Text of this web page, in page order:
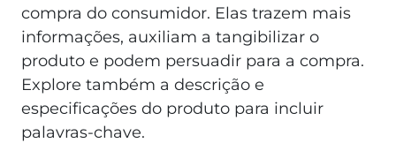
compra do consumidor. Elas trazem mais
informações, auxiliam a tangibilizar o
produto e podem persuadir para a compra.
Explore também a descrição e
especificações do produto para incluir
palavras-chave.